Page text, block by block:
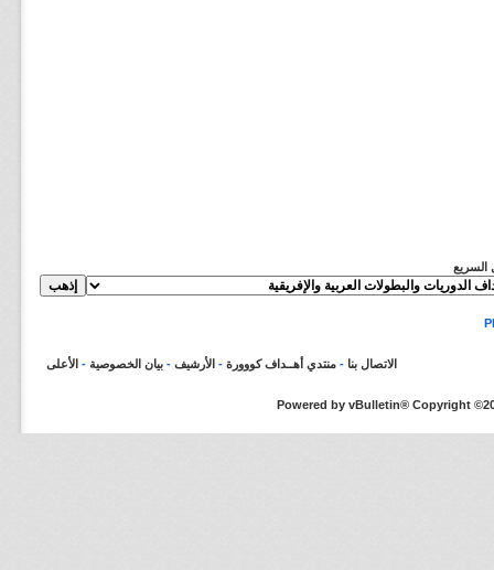
السريع
الاتصال بنا - منتدي أهــداف كووورة - الأرشيف - بيان الخصوصية - الأعلى
Powered by vBulletin® Copyright